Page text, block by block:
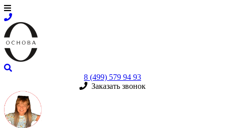
8 (499) 579 94 93
Заказать звонок